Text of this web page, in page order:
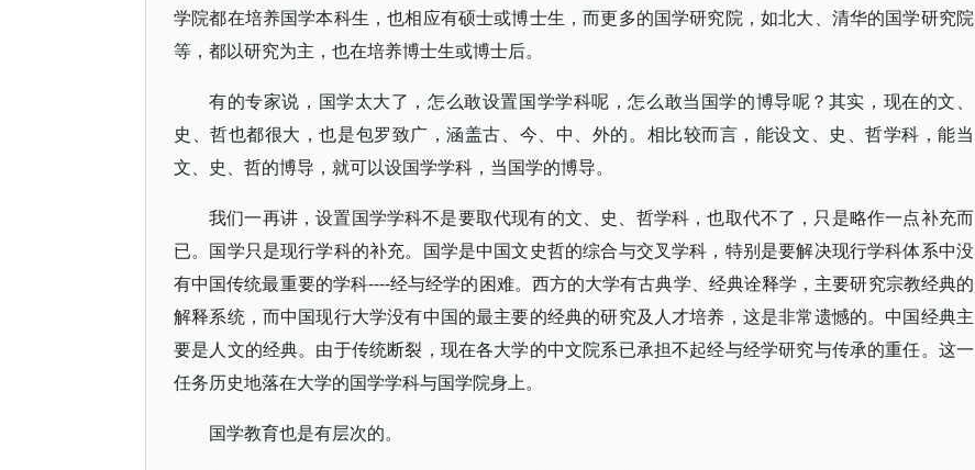
学院都在培养国学本科生，也相应有硕士或博士生，而更多的国学研究院，如北大、清华的国学研究院
等，都以研究为主，也在培养博士生或博士后。
有的专家说，国学太大了，怎么敢设置国学学科呢，怎么敢当国学的博导呢？其实，现在的文、
史、哲也都很大，也是包罗致广，涵盖古、今、中、外的。相比较而言，能设文、史、哲学科，能当
文、史、哲的博导，就可以设国学学科，当国学的博导。
我们一再讲，设置国学学科不是要取代现有的文、史、哲学科，也取代不了，只是略作一点补充而
已。国学只是现行学科的补充。国学是中国文史哲的综合与交叉学科，特别是要解决现行学科体系中没
有中国传统最重要的学科----经与经学的困难。西方的大学有古典学、经典诠释学，主要研究宗教经典的
解释系统，而中国现行大学没有中国的最主要的经典的研究及人才培养，这是非常遗憾的。中国经典主
要是人文的经典。由于传统断裂，现在各大学的中文院系已承担不起经与经学研究与传承的重任。这一
任务历史地落在大学的国学学科与国学院身上。
国学教育也是有层次的。